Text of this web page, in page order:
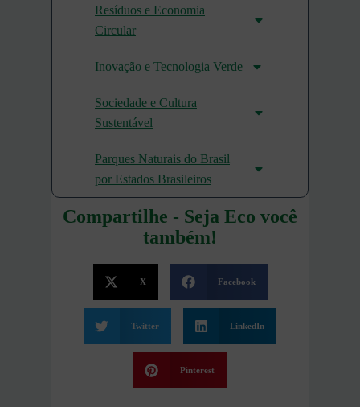
Resíduos e Economia
Circular
Inovação e Tecnologia Verde
Sociedade e Cultura
Sustentável
Parques Naturais do Brasil
por Estados Brasileiros
Compartilhe - Seja Eco você
também!
X Facebook
Twitter LinkedIn
Pinterest